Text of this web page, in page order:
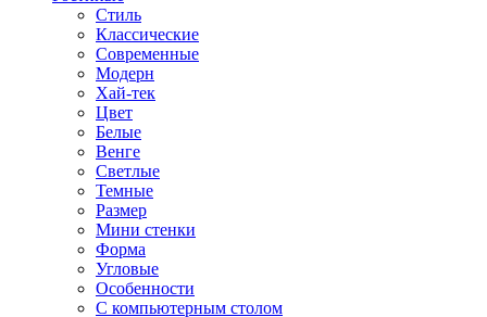
Стиль
Классические
Современные
Модерн
Хай-тек
Цвет
Белые
Венге
Светлые
Темные
Размер
Мини стенки
Форма
Угловые
Особенности
С компьютерным столом